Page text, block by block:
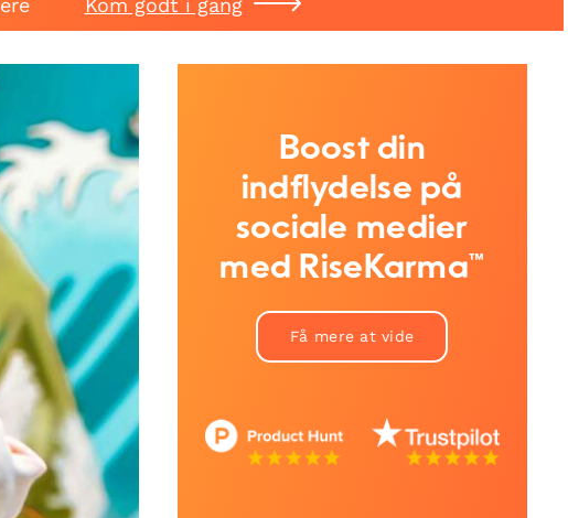
Kom godt i gang
Boost din
indflydelse på
sociale medier
med RiseKarma™
Få mere at vide